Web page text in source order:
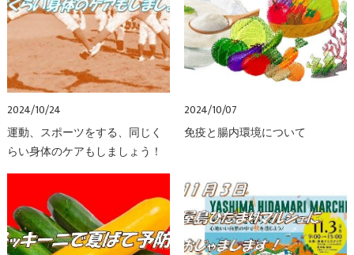
2024/10/24
運動、スポーツをする、同じく
らい身体のケアもしましょう！
2024/10/07
免疫と腸内環境について